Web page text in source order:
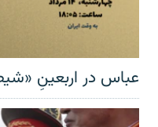
عباس در اربعینِ